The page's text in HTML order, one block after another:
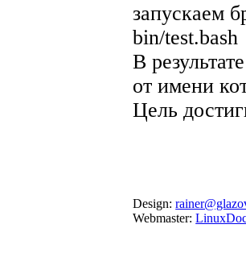
запускаем
bin/test.bash
В
от имени
Цель
Design:
Webmaster: